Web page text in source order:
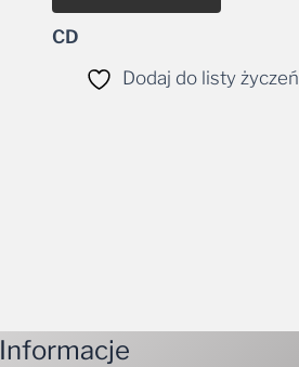
CD
Dodaj do listy życzeń
Informacje